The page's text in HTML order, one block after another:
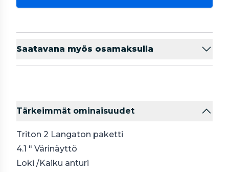
Saatavana myös osamaksulla
Tärkeimmät ominaisuudet
Triton 2 Langaton paketti
4.1 " Värinäyttö
Loki /Kaiku anturi